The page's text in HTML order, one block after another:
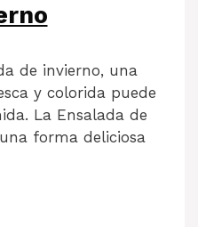
de invierno, una
y colorida puede
La Ensalada de
forma deliciosa